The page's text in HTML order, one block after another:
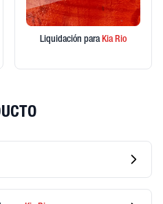
Liquidación paraKiaRio